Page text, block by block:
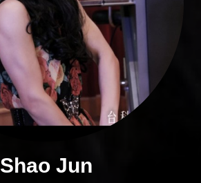
Shao Jun